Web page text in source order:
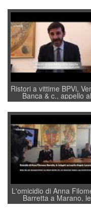
Ristori a vittime BPVi,
Banca & c., appello al
sottosegretario
Villarosa: per mettere
convochi con Di Maio
a supporto della
regia al Mef
L'omicidio di Anna
Barretta a Marano, le
indagini dei carabinieri